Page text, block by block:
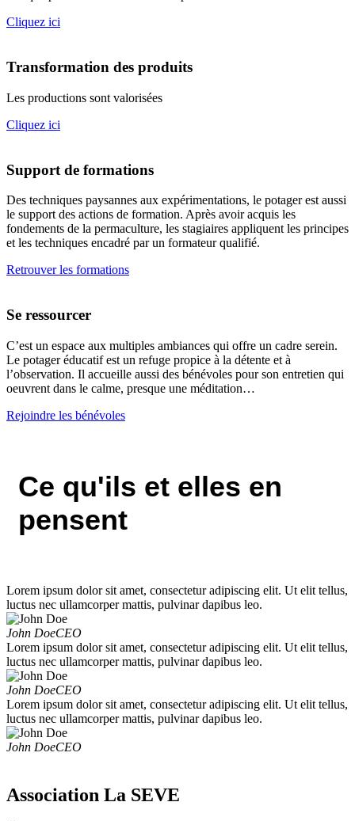
Cliquez ici
Transformation des produits
Les productions sont valorisées
Cliquez ici
Support de formations
Des techniques paysannes aux expérimentations, le potager est aussi
le support des actions de formation. Après avoir acquis les
fondements de la permaculture, les stagiaires appliquent les principes
et les techniques encadré par un formateur qualifié.
Retrouver les formations
Se ressourcer
C’est un espace aux multiples ambiances qui offre un cadre serein.
Le potager éducatif est un refuge propice à la détente et à
l’observation. Il accueille aussi des bénévoles pour son entretien qui
oeuvrent dans le calme, presque une méditation…
Rejoindre les bénévoles
Ce qu'ils et elles en
pensent
Lorem ipsum dolor sit amet, consectetur adipiscing elit. Ut elit tellus,
luctus nec ullamcorper mattis, pulvinar dapibus leo.
John DoeCEO
Lorem ipsum dolor sit amet, consectetur adipiscing elit. Ut elit tellus,
luctus nec ullamcorper mattis, pulvinar dapibus leo.
John DoeCEO
Lorem ipsum dolor sit amet, consectetur adipiscing elit. Ut elit tellus,
luctus nec ullamcorper mattis, pulvinar dapibus leo.
John DoeCEO
Association La SEVE